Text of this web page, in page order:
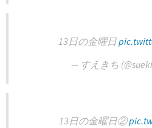
13日の金曜日
— すえきち
13日の金曜日②